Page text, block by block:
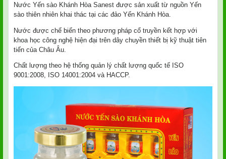
Nước Yến sào Khánh Hòa Sanest được sản xuất từ nguồn Yến
sào thiên nhiên khai thác tại các đảo Yến Khánh Hòa.
Nước được chế biến theo phương pháp cổ truyền kết hợp với
khoa học công nghệ hiện đại trên dây chuyền thiết bị kỹ thuật tiên
tiến của Châu Âu.
Chất lượng theo hệ thống quản lý chất lượng quốc tế ISO
9001:2008, ISO 14001:2004 và HACCP.